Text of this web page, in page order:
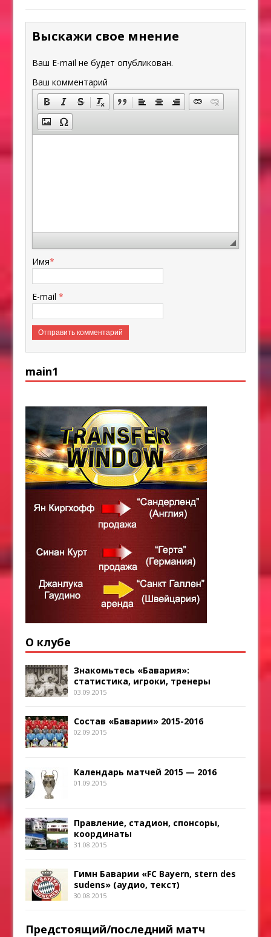
Выскажи свое мнение
Ваш E-mail не будет опубликован.
Ваш комментарий
Имя*
E-mail*
main1
О клубе
Знакомьтесь «Бавария»:
статистика, игроки, тренеры
03.09.2015
Состав «Баварии» 2015-2016
02.09.2015
Календарь матчей 2015 — 2016
01.09.2015
Правление, стадион, спонсоры,
координаты
31.08.2015
Гимн Баварии «FC Bayern, stern des
sudens» (аудио, текст)
30.08.2015
Предстоящий/последний матч